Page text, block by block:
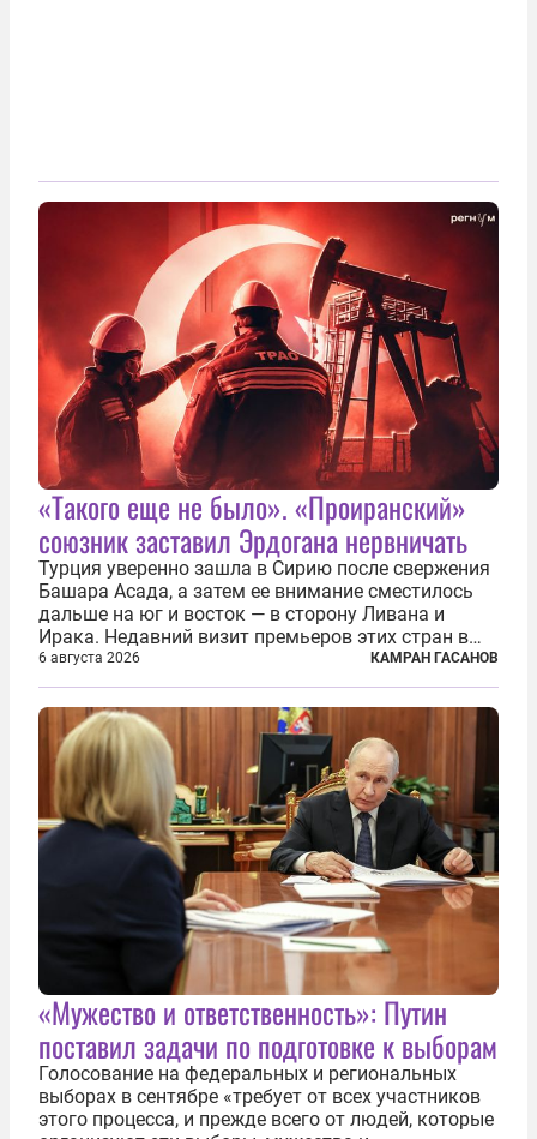
«Такого еще не было». «Проиранский»
союзник заставил Эрдогана нервничать
Турция уверенно зашла в Сирию после свержения
Башара Асада, а затем ее внимание сместилось
дальше на юг и восток — в сторону Ливана и
Ирака. Недавний визит премьеров этих стран в
Анкару, договоры об участии турецкой компании
TPAO в разработке нефти иракского Киркука и
«Дороги развития» подтверждают...
6 августа 2026 КАМРАН ГАСАНОВ
«Мужество и ответственность»: Путин
поставил задачи по подготовке к выборам
Голосование на федеральных и региональных
выборах в сентябре «требует от всех участников
этого процесса, и прежде всего от людей, которые